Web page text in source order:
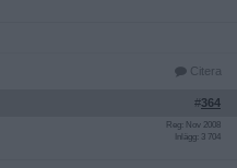
Citera
#364
Reg: Nov 2008
Inlägg: 3 704